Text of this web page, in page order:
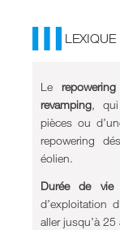
LEXIQUE
Le repowering
revamping, qui
pièces ou
repowering
éolien.
Durée de vie
d’exploitation
aller jusqu’à